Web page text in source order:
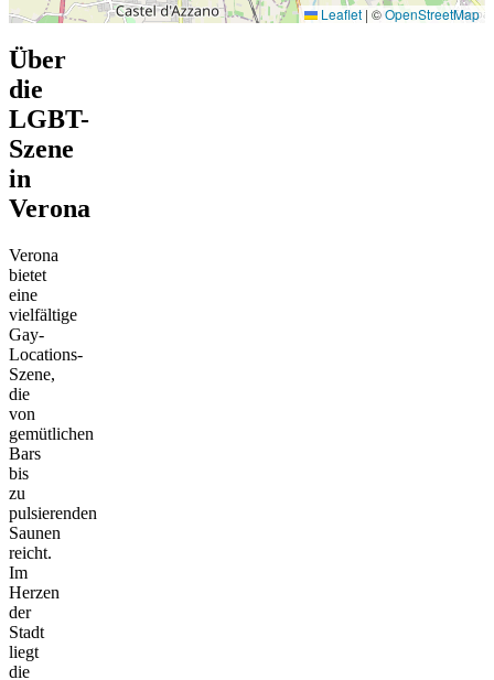
Leaflet | ©OpenStreetMap
Über
die
LGBT-
Szene
in
Verona
Verona
bietet
eine
vielfältige
Gay-
Locations-
Szene,
die
von
gemütlichen
Bars
bis
zu
pulsierenden
Saunen
reicht.
Im
Herzen
der
Stadt
liegt
die